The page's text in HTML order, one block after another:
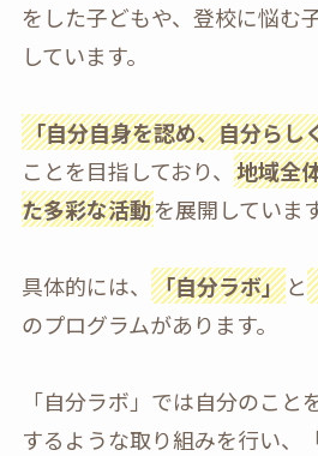
をした子どもや、登校に悩む
しています。
「自分自身を認め、自分らし
ことを目指しており、 地域全
た多彩な活動を展開しています
具体的には、 「自分ラボ」と
のプログラムがあります。
「自分ラボ」では自分のこと
するような取り組みを行い、